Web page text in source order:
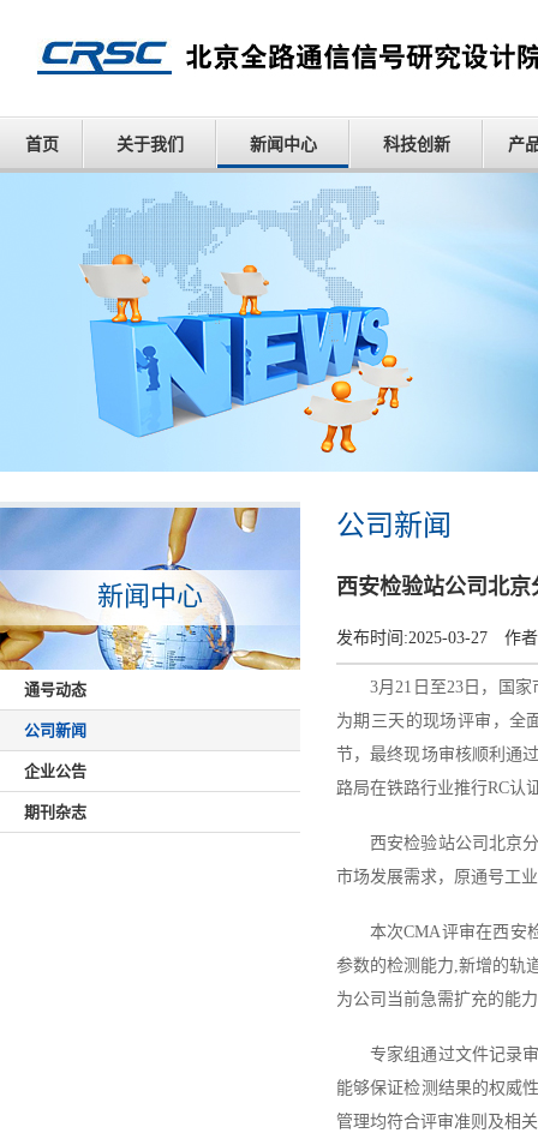
首页 关于我们 新闻中心 科技创新 产
新闻中心
通号动态
公司新闻
企业公告
期刊杂志
公司新闻
西安检验站公司北
发布时间:2025-03-27 作
3月21日至23日，国
为期三天的现场评审，全
节，最终现场审核顺利通
路局在铁路行业推行RC认
西安检验站公司北京
市场发展需求，原通号工
本次CMA评审在西安
参数的检测能力,新增的轨
为公司当前急需扩充的能
专家组通过文件记录
能够保证检测结果的权威
管理均符合评审准则及相